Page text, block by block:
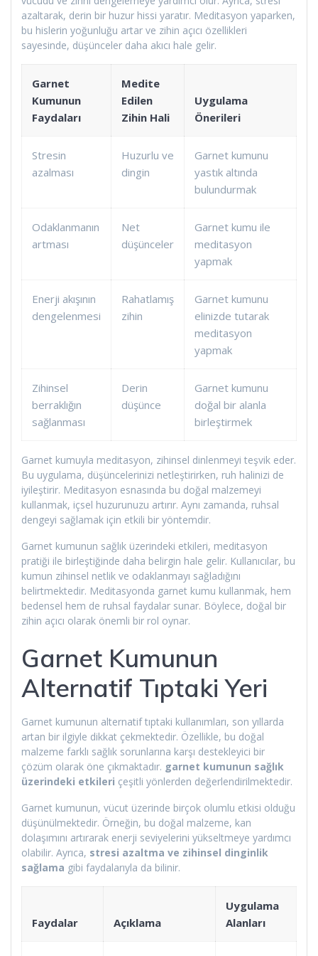
azaltarak, derin bir huzur hissi yaratır. Meditasyon yaparken,
bu hislerin yoğunluğu artar ve zihin açıcı özellikleri
sayesinde, düşünceler daha akıcı hale gelir.
Garnet
Kumunun
Faydaları
Medite
Edilen
Zihin Hali
Uygulama
Önerileri
Stresin
azalması
Huzurlu ve
dingin
Garnet kumunu
yastık altında
bulundurmak
Odaklanmanın
artması
Net
düşünceler
Garnet kumu ile
meditasyon
yapmak
Enerji akışının
dengelenmesi
Rahatlamış
zihin
Garnet kumunu
elinizde tutarak
meditasyon
yapmak
Zihinsel
berraklığın
sağlanması
Derin
düşünce
Garnet kumunu
doğal bir alanla
birleştirmek
Garnet kumuyla meditasyon, zihinsel dinlenmeyi teşvik eder.
Bu uygulama, düşüncelerinizi netleştirirken, ruh halinizi de
iyileştirir. Meditasyon esnasında bu doğal malzemeyi
kullanmak, içsel huzurunuzu artırır. Aynı zamanda, ruhsal
dengeyi sağlamak için etkili bir yöntemdir.
Garnet kumunun sağlık üzerindeki etkileri, meditasyon
pratiği ile birleştiğinde daha belirgin hale gelir. Kullanıcılar, bu
kumun zihinsel netlik ve odaklanmayı sağladığını
belirtmektedir. Meditasyonda garnet kumu kullanmak, hem
bedensel hem de ruhsal faydalar sunar. Böylece, doğal bir
zihin açıcı olarak önemli bir rol oynar.
Garnet Kumunun
Alternatif Tıptaki Yeri
Garnet kumunun alternatif tıptaki kullanımları, son yıllarda
artan bir ilgiyle dikkat çekmektedir. Özellikle, bu doğal
malzeme farklı sağlık sorunlarına karşı destekleyici bir
çözüm olarak öne çıkmaktadır. garnet kumunun sağlık
üzerindeki etkileri çeşitli yönlerden değerlendirilmektedir.
Garnet kumunun, vücut üzerinde birçok olumlu etkisi olduğu
düşünülmektedir. Örneğin, bu doğal malzeme, kan
dolaşımını artırarak enerji seviyelerini yükseltmeye yardımcı
olabilir. Ayrıca, stresi azaltma ve zihinsel dinginlik
sağlama gibi faydalarıyla da bilinir.
Faydalar Açıklama
Uygulama
Alanları